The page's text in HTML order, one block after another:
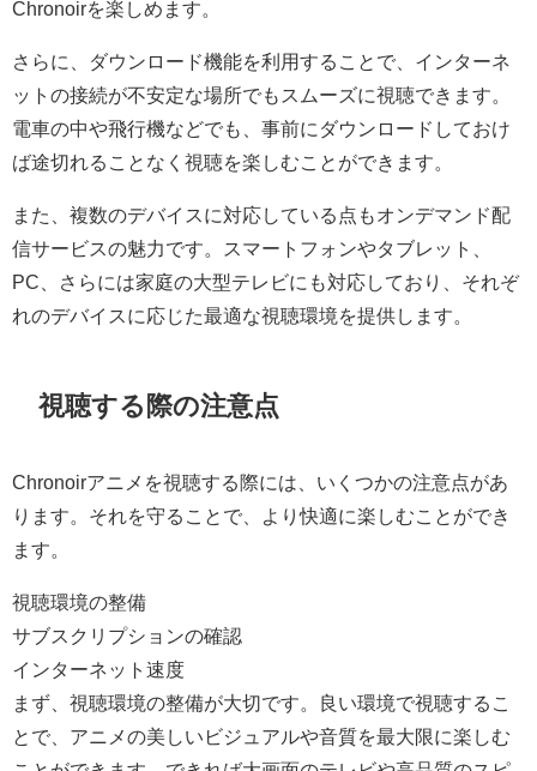
Chronoirを楽しめます。
さらに、ダウンロード機能を利用することで、インターネ
ットの接続が不安定な場所でもスムーズに視聴できます。
電車の中や飛行機などでも、事前にダウンロードしておけ
ば途切れることなく視聴を楽しむことができます。
また、複数のデバイスに対応している点もオンデマンド配
信サービスの魅力です。スマートフォンやタブレット、
PC、さらには家庭の大型テレビにも対応しており、それぞ
れのデバイスに応じた最適な視聴環境を提供します。
視聴する際の注意点
Chronoirアニメを視聴する際には、いくつかの注意点があ
ります。それを守ることで、より快適に楽しむことができ
ます。
視聴環境の整備
サブスクリプションの確認
インターネット速度
まず、視聴環境の整備が大切です。良い環境で視聴するこ
とで、アニメの美しいビジュアルや音質を最大限に楽しむ